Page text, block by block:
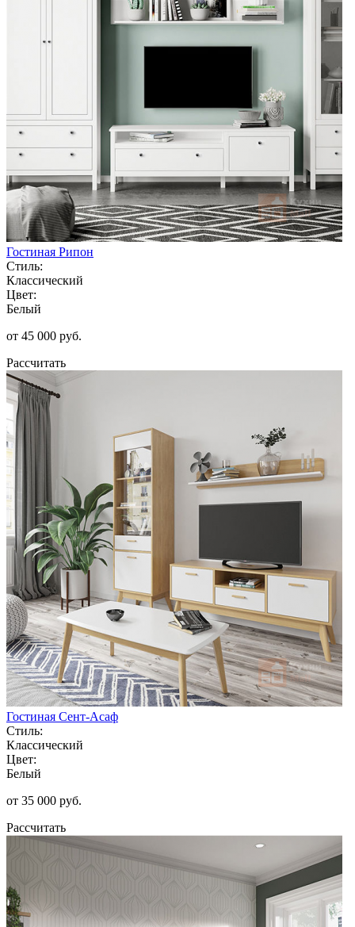
Гостиная Рипон
Стиль:
Классический
Цвет:
Белый
от 45 000 руб.
Рассчитать
Гостиная Сент-Асаф
Стиль:
Классический
Цвет:
Белый
от 35 000 руб.
Рассчитать